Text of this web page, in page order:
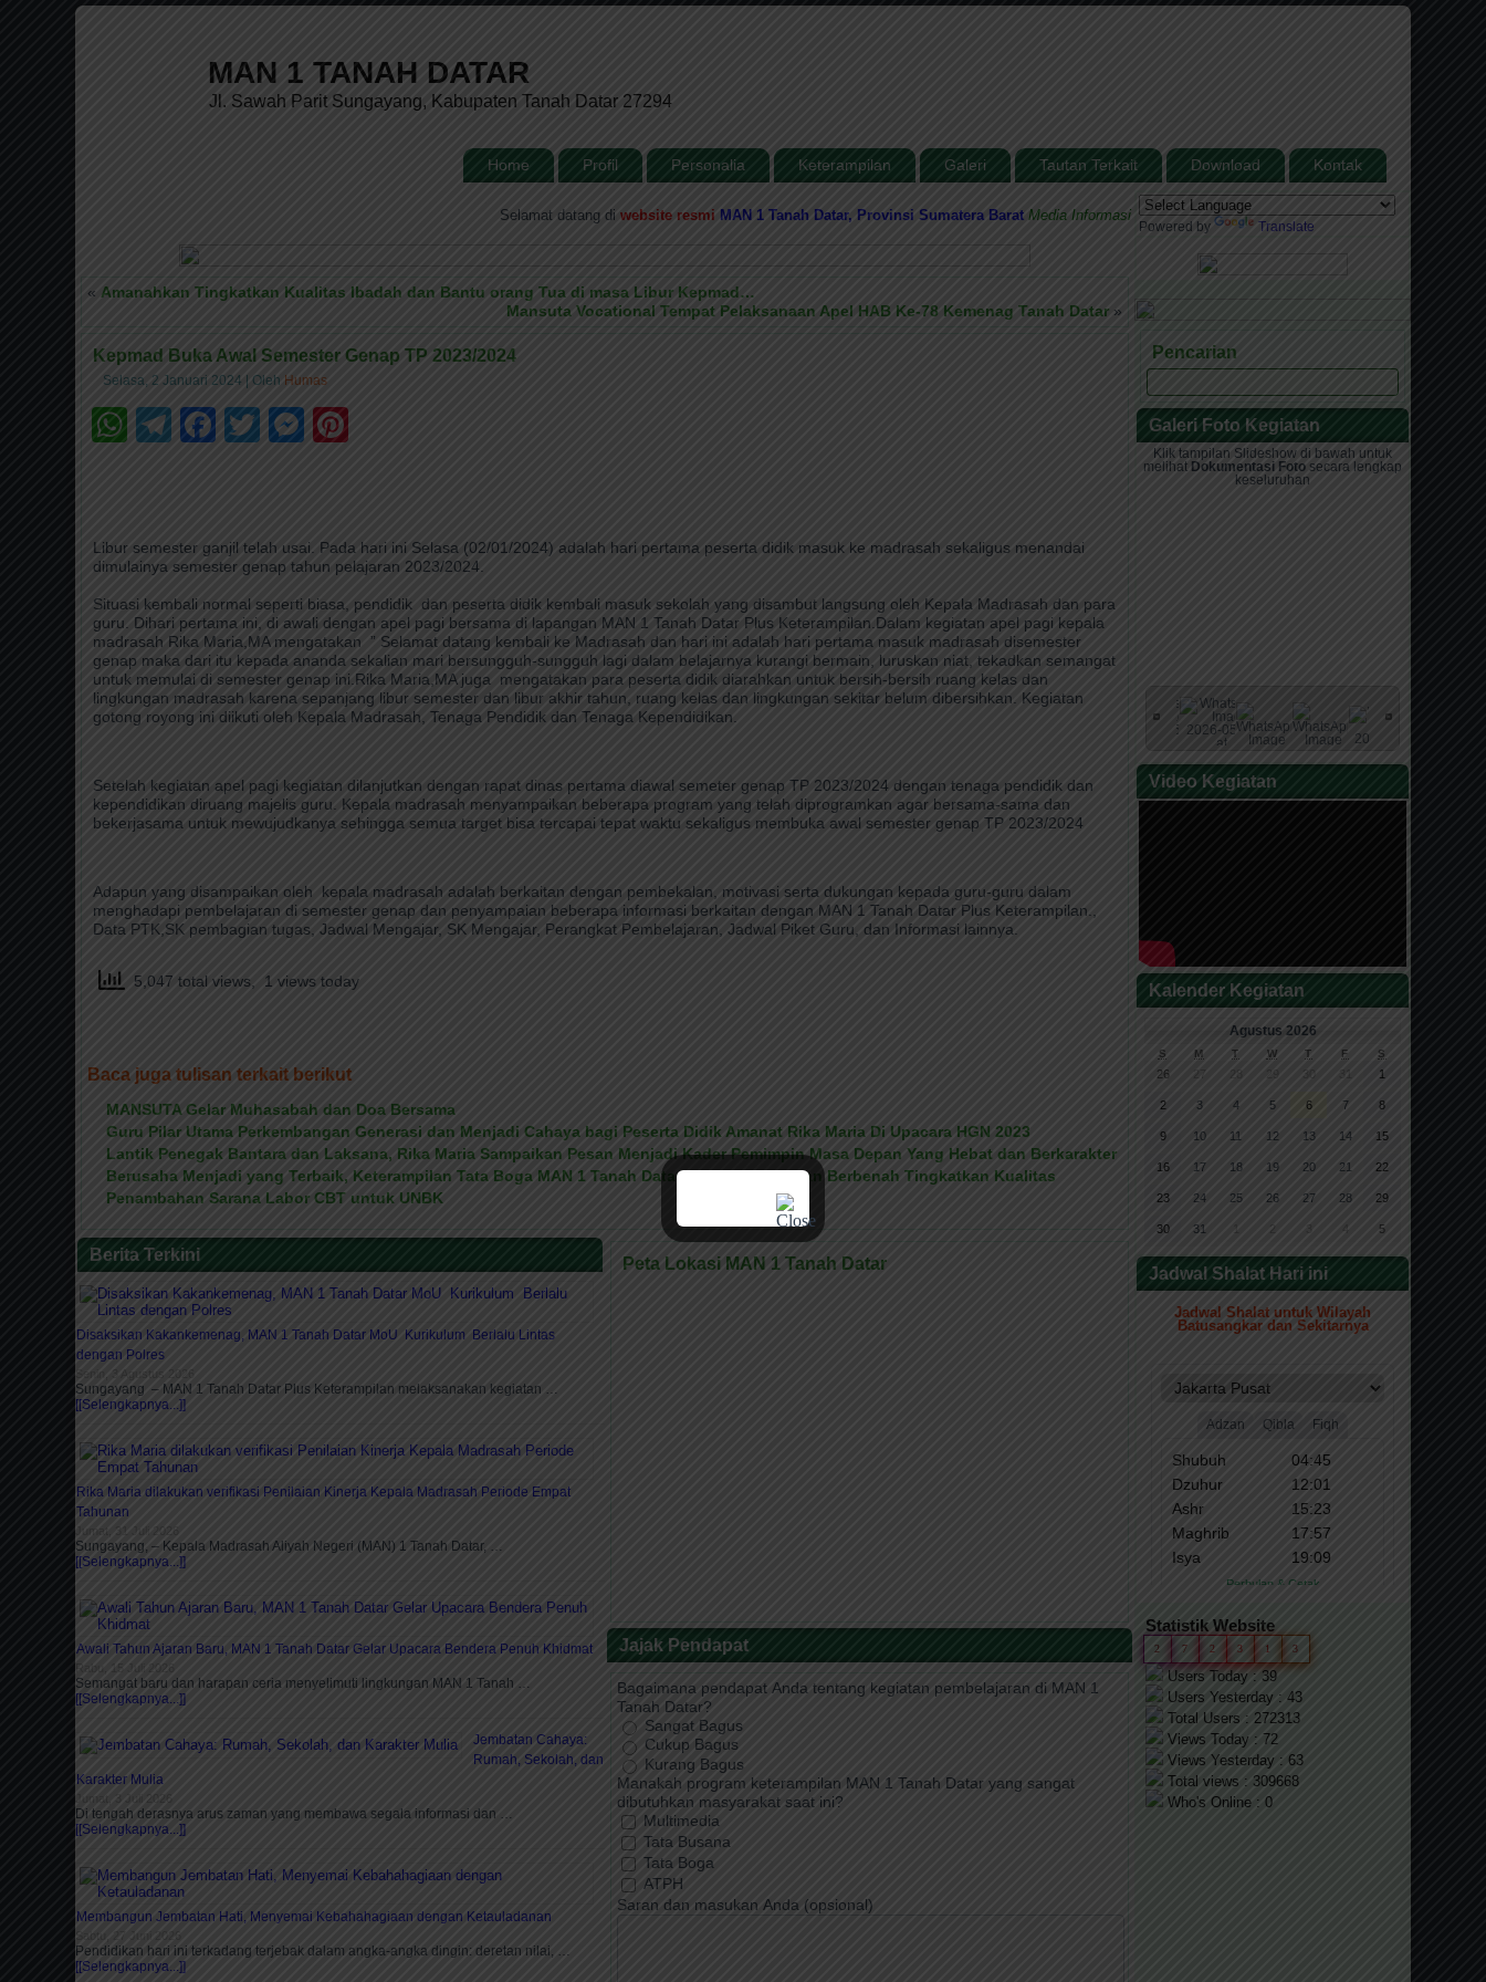
MAN 1 TANAH DATAR
Jl. Sawah Parit Sungayang, Kabupaten Tanah Datar 27294
Home Profil Personalia Keterampilan Galeri Tautan Terkait Download Kontak
Selamat datang diwebsite resmi MAN 1 Tanah Datar, Provinsi Sumatera Barat Media Informasi dan Sarana Komunikasi antara Madrasah dengan
« Amanahkan Tingkatkan Kualitas Ibadah dan Bantu orang Tua di masa Libur Kepmad…
Mansuta Vocational Tempat Pelaksanaan Apel HAB Ke-78 Kemenag Tanah Datar »
Kepmad Buka Awal Semester Genap TP 2023/2024
Selasa, 2 Januari 2024 Oleh Humas
WhatsApp
Telegram
Facebook
TwitterMessenger
Libur semester ganjil telah usai. Pada hari ini Selasa (02/01/2024) adalah hari pertama peserta didik masuk ke madrasah sekaligus menandai
dimulainya semester genap tahun pelajaran 2023/2024.
Situasi kembali normal seperti biasa, pendidik dan peserta didik kembali masuk sekolah yang disambut langsung oleh Kepala Madrasah dan para
guru. Dihari pertama ini, di awali dengan apel pagi bersama di lapangan MAN 1 Tanah Datar Plus Keterampilan.Dalam kegiatan apel pagi kepala
madrasah Rika Maria,MA mengatakan ” Selamat datang kembali ke Madrasah dan hari ini adalah hari pertama masuk madrasah disemester
genap maka dari itu kepada ananda sekalian mari bersungguh-sungguh lagi dalam belajarnya kurangi bermain, luruskan niat, tekadkan semangat
untuk memulai di semester genap ini.Rika Maria,MA juga mengatakan para peserta didik diarahkan untuk bersih-bersih ruang kelas dan
lingkungan madrasah karena sepanjang libur semester dan libur akhir tahun, ruang kelas dan lingkungan sekitar belum dibersihkan. Kegiatan
gotong royong ini diikuti oleh Kepala Madrasah, Tenaga Pendidik dan Tenaga Kependidikan.
Setelah kegiatan apel pagi kegiatan dilanjutkan dengan rapat dinas pertama diawal semeter genap TP 2023/2024 dengan tenaga pendidik dan
kependidikan diruang majelis guru. Kepala madrasah menyampaikan beberapa program yang telah diprogramkan agar bersama-sama dan
bekerjasama untuk mewujudkanya sehingga semua target bisa tercapai tepat waktu sekaligus membuka awal semester genap TP 2023/2024
Adapun yang disampaikan oleh kepala madrasah adalah berkaitan dengan pembekalan, motivasi serta dukungan kepada guru-guru dalam
menghadapi pembelajaran di semester genap dan penyampaian beberapa informasi berkaitan dengan MAN 1 Tanah Datar Plus Keterampilan.,
Data PTK,SK pembagian tugas, Jadwal Mengajar, SK Mengajar, Perangkat Pembelajaran, Jadwal Piket Guru, dan Informasi lainnya.
5,047 total views, 1 views today
Baca juga tulisan terkait berikut
MANSUTA Gelar Muhasabah dan Doa Bersama
Guru Pilar Utama Perkembangan Generasi dan Menjadi Cahaya bagi Peserta Didik Amanat Rika Maria Di Upacara HGN 2023
Lantik Penegak Bantara dan Laksana, Rika Maria Sampaikan Pesan Menjadi Kader Pemimpin Masa Depan Yang Hebat dan Berkarakter
Berusaha Menjadi yang Terbaik, Keterampilan Tata Boga MAN 1 Tanah Datar Plus Keterampilan Berbenah Tingkatkan Kualitas
Penambahan Sarana Labor CBT untuk UNBK
Berita Terkini
Disaksikan Kakankemenag, MAN 1 Tanah Datar MoU Kurikulum Berlalu Lintas
dengan Polres
Senin, 3 Agustus 2026
Sungayang – MAN 1 Tanah Datar Plus Keterampilan melaksanakan kegiatan …
[[Selengkapnya...]]
Rika Maria dilakukan verifikasi Penilaian Kinerja Kepala Madrasah Periode Empat
Tahunan
Jumat, 31 Juli 2026
Sungayang, – Kepala Madrasah Aliyah Negeri (MAN) 1 Tanah Datar, …
[[Selengkapnya...]]
Awali Tahun Ajaran Baru, MAN 1 Tanah Datar Gelar Upacara Bendera Penuh Khidmat
Rabu, 15 Juli 2026
Semangat baru dan harapan ceria menyelimuti lingkungan MAN 1 Tanah …
[[Selengkapnya...]]
Jembatan Cahaya:
Rumah, Sekolah, dan
Karakter Mulia
Jumat, 3 Juli 2026
Di tengah derasnya arus zaman yang membawa segala informasi dan …
[[Selengkapnya...]]
Membangun Jembatan Hati, Menyemai Kebahahagiaan dengan Ketauladanan
Sabtu, 27 Juni 2026
Pendidikan hari ini terkadang terjebak dalam angka-angka dingin: deretan nilai, …
[[Selengkapnya...]]
Peta Lokasi MAN 1 Tanah Datar
Jajak Pendapat
Bagaimana pendapat Anda tentang kegiatan pembelajaran di MAN 1
Tanah Datar?
Sangat Bagus
Cukup Bagus
Kurang Bagus
Manakah program keterampilan MAN 1 Tanah Datar yang sangat
dibutuhkan masyarakat saat ini?
Multimedia
Tata Busana
Tata Boga
ATPH
Saran dan masukan Anda (opsional)
Powered by Translate
Pencarian
Galeri Foto Kegiatan
Klik tampilan Slideshow di bawah untuk
melihat Dokumentasi Foto secara lengkap
keseluruhan
Video Kegiatan
Kalender Kegiatan
Agustus 2026
S M T W T F S
26 27 28 29 30 31 1
2 3 4 5 6 7 8
9 10 11 12 13 14 15
16 17 18 19 20 21 22
23 24 25 26 27 28 29
30 31 2 3 4 5
Jadwal Shalat Hari ini
Jadwal Shalat untuk Wilayah
Batusangkar dan Sekitarnya
Statistik Website
2 7 2 3 1 3
Users Today : 39
Users Yesterday : 43
Total Users : 272313
Views Today : 72
Views Yesterday : 63
Total views : 309668
Who's Online : 0